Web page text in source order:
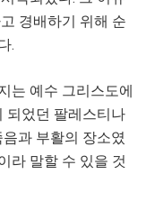
경배하기 위해 순
.
는 예수 그리스도에
되었던 팔레스티나
과 부활의 장소였
라 말할 수 있을 것